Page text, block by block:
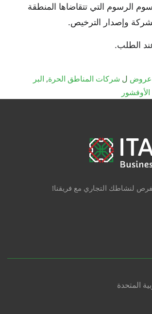
الرسوم التي تتقاضاها المنطقة
وإصدار الترخيص.
الطلب.
عروض ل شركات المناطق الحرة, البر
لنشاطك التجاري مع فريقنا!
المتحدة